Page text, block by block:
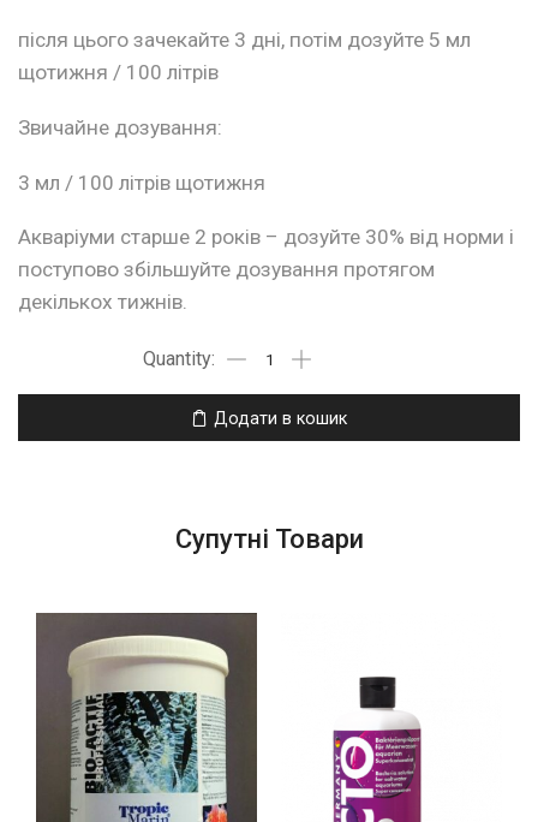
після цього зачекайте 3 дні, потім дозуйте 5 мл
щотижня / 100 літрів
Звичайне дозування:
3 мл / 100 літрів щотижня
Акваріуми старше 2 років – дозуйте 30% від норми і
поступово збільшуйте дозування протягом
декількох тижнів.
Додати в кошик
Супутні Товари